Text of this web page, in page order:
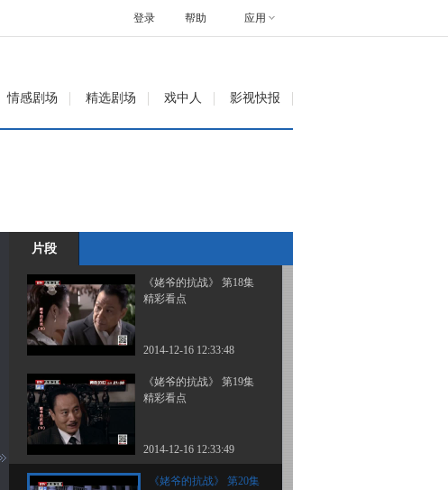
帮助 应用
登录
情感剧场 精选剧场 戏中人 影视快报
片段
战》北京卫视热播 主创
《姥爷的抗战》 第18集
精彩看点
2014-12-16 12:33:48
《姥爷的抗战》 第19集
精彩看点
2014-12-16 12:33:49
《姥爷的抗战》 第20集